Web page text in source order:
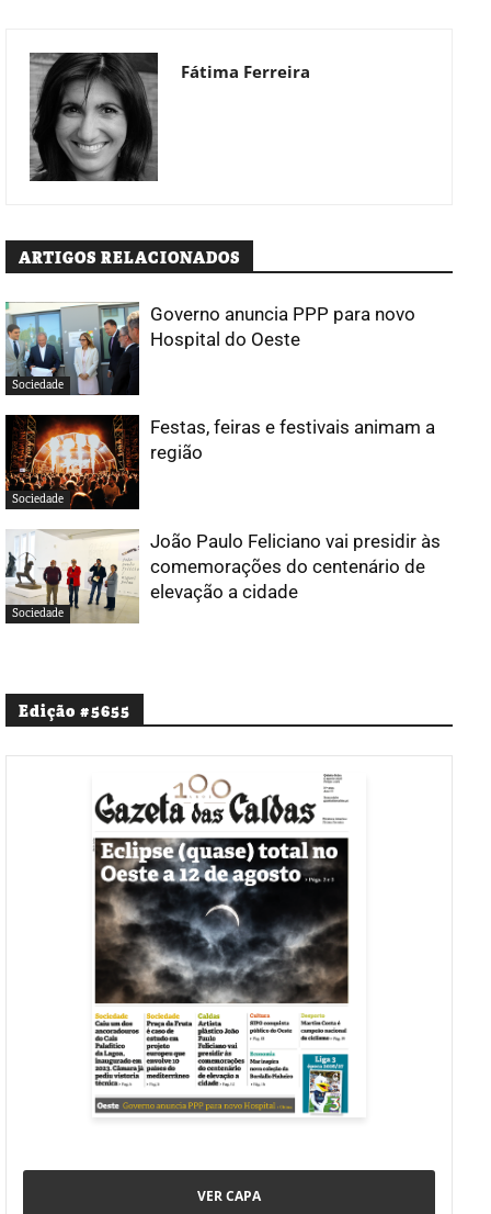
Fátima Ferreira
ARTIGOS RELACIONADOS
Sociedade
Governo anuncia PPP para novo
Hospital do Oeste
Sociedade
Festas, feiras e festivais animam a
região
Sociedade
João Paulo Feliciano vai presidir às
comemorações do centenário de
elevação a cidade
Edição #5655
VER CAPA